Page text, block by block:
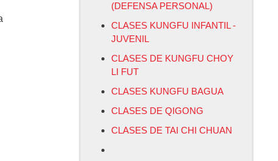
(DEFENSA PERSONAL)
CLASES KUNGFU INFANTIL -
JUVENIL
CLASES DE KUNGFU CHOY
LI FUT
CLASES KUNGFU BAGUA
CLASES DE QIGONG
CLASES DE TAI CHI CHUAN